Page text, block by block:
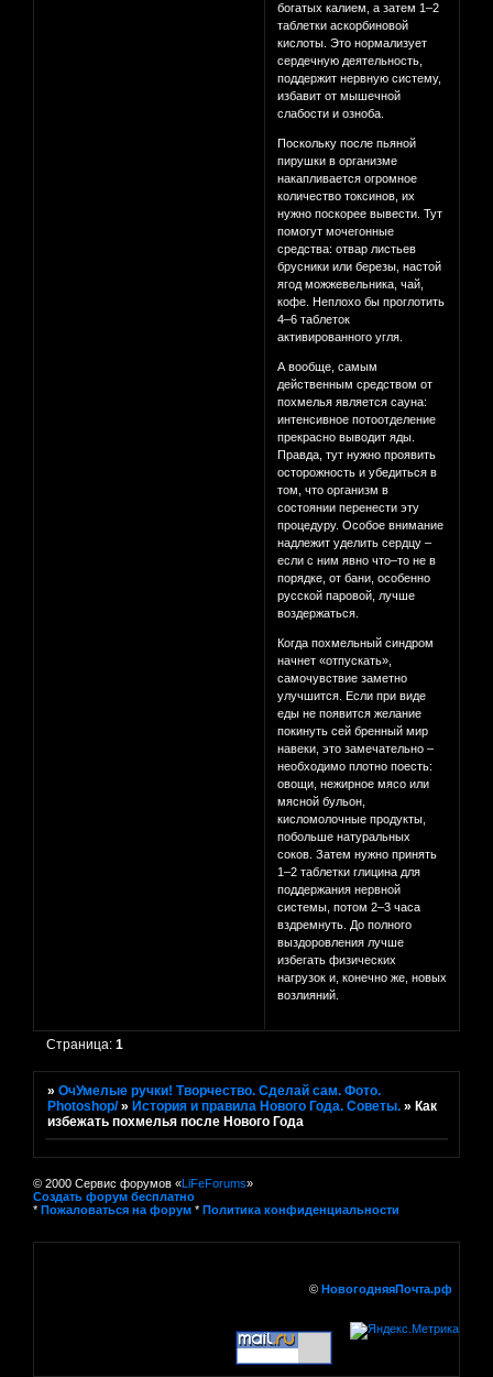
богатых калием, а затем 1–2
таблетки аскорбиновой
кислоты. Это нормализует
сердечную деятельность,
поддержит нервную систему,
избавит от мышечной
слабости и озноба.
Поскольку после пьяной
пирушки в организме
накапливается огромное
количество токсинов, их
нужно поскорее вывести. Тут
помогут мочегонные
средства: отвар листьев
брусники или березы, настой
ягод можжевельника, чай,
кофе. Неплохо бы проглотить
4–6 таблеток
активированного угля.
А вообще, самым
действенным средством от
похмелья является сауна:
интенсивное потоотделение
прекрасно выводит яды.
Правда, тут нужно проявить
осторожность и убедиться в
том, что организм в
состоянии перенести эту
процедуру. Особое внимание
надлежит уделить сердцу –
если с ним явно что–то не в
порядке, от бани, особенно
русской паровой, лучше
воздержаться.
Когда похмельный синдром
начнет «отпускать»,
самочувствие заметно
улучшится. Если при виде
еды не появится желание
покинуть сей бренный мир
навеки, это замечательно –
необходимо плотно поесть:
овощи, нежирное мясо или
мясной бульон,
кисломолочные продукты,
побольше натуральных
соков. Затем нужно принять
1–2 таблетки глицина для
поддержания нервной
системы, потом 2–3 часа
вздремнуть. До полного
выздоровления лучше
избегать физических
нагрузок и, конечно же, новых
возлияний.
Страница:1
»ОчУмелые ручки! Творчество. Сделай сам. Фото.
Photoshop/ » История и правила Нового Года. Советы. » Как
избежать похмелья после Нового Года
© 2000 Сервис форумов « LiFeForums»
Создать форум бесплатно
* Пожаловаться на форум * Политика конфиденциальности
© НовогодняяПочта.рф